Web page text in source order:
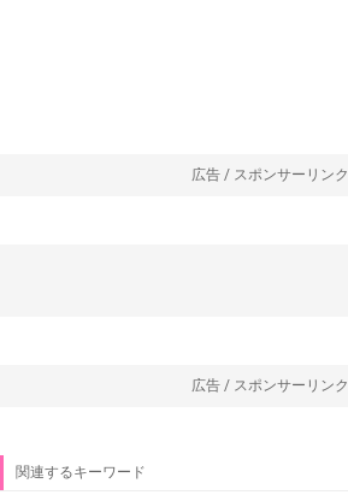
広告 / スポンサーリンク
広告 / スポンサーリンク
関連するキーワード